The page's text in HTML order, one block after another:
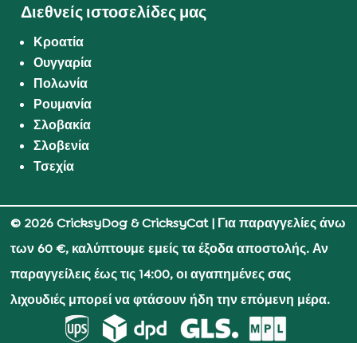
Διεθνείς ιστοσελίδες μας
Κροατία
Ουγγαρία
Πολωνία
Ρουμανία
Σλοβακία
Σλοβενία
Τσεχία
© 2026 CricksyDog & CricksyCat| Για παραγγελίες άνω
των 60 €, καλύπτουμε εμείς τα έξοδα αποστολής. Αν
παραγγείλεις έως τις 14:00, οι αγαπημένες σας
λιχουδιές μπορεί να φτάσουν ήδη την επόμενη μέρα.